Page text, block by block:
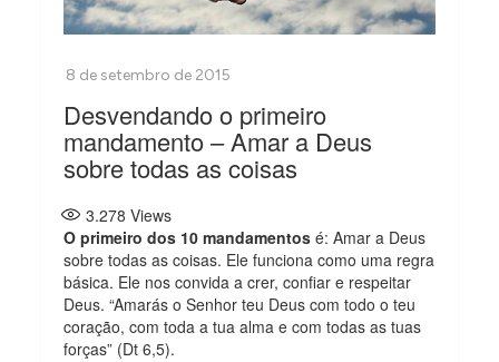
Desvendando o primeiro
mandamento – Amar a Deus
sobre todas as coisas
3.278 Views
O primeiro dos 10 mandamentos é: Amar a Deus
sobre todas as coisas. Ele funciona como uma regra
básica. Ele nos convida a crer, confiar e respeitar
Deus. “Amarás o Senhor teu Deus com todo o teu
coração, com toda a tua alma e com todas as tuas
forças” (Dt 6,5).